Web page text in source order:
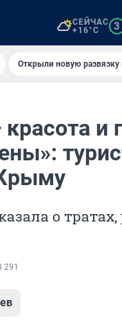
СЕЙЧАС
+16°C
3
Открыли новую
и
о
291